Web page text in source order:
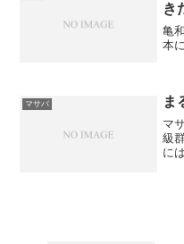
き
亀
本
マサバ ま
マ
級
に